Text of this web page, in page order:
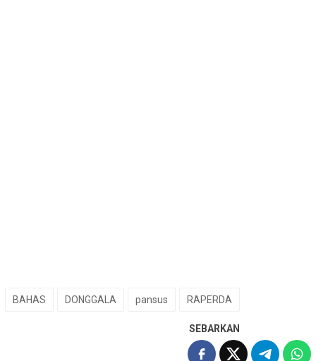
BAHAS DONGGALA pansus RAPERDA
SEBARKAN